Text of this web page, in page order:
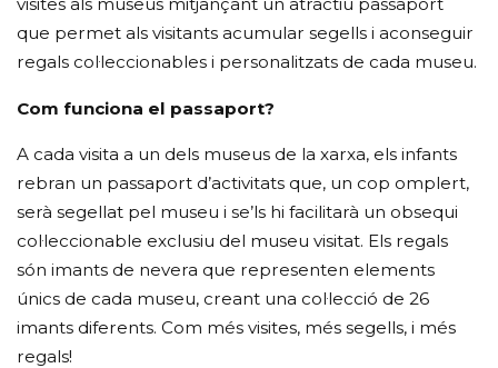
visites als museus mitjançant un atractiu passaport
que permet als visitants acumular segells i aconseguir
regals col·leccionables i personalitzats de cada museu.
Com funciona el passaport?
A cada visita a un dels museus de la xarxa, els infants
rebran un passaport d’activitats que, un cop omplert,
serà segellat pel museu i se’ls hi facilitarà un obsequi
col·leccionable exclusiu del museu visitat. Els regals
són imants de nevera que representen elements
únics de cada museu, creant una col·lecció de 26
imants diferents. Com més visites, més segells, i més
regals!